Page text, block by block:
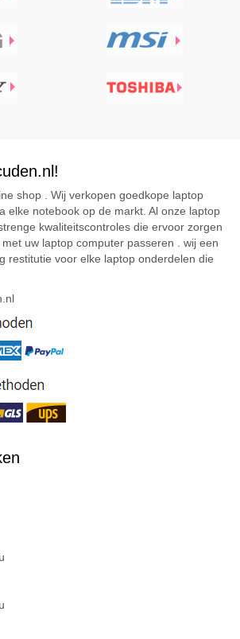
shop . Wij verkopen goedkope laptop
elke notebook op de markt. Al onze laptop
kwaliteitscontroles die ervoor zorgen
uw laptop computer passeren . wij een
restitutie voor elke laptop onderdelen die